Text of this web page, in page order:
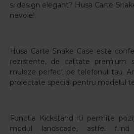
si design elegant? Husa Carte
nevoie!
Husa Carte Snake Case este
rezistente, de calitate premium
muleze perfect pe telefonul tau.
proiectate special pentru modelul
Functia Kickstand iti permite
modul landscape, astfel fiind